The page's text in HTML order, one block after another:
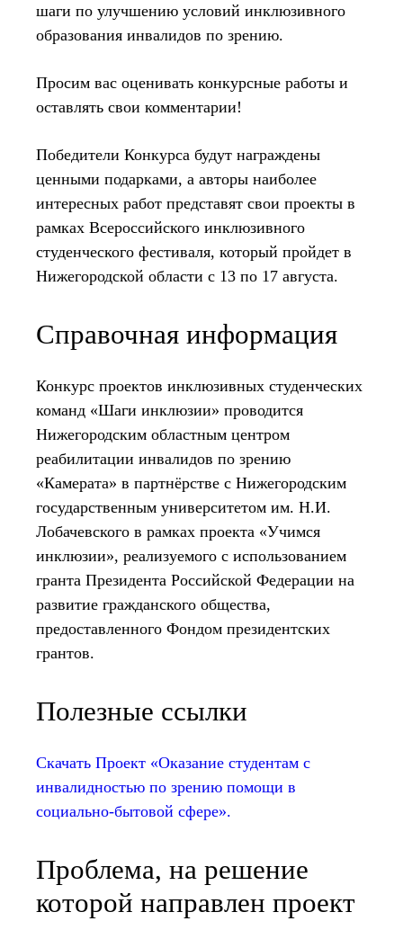
шаги по улучшению условий инклюзивного
образования инвалидов по зрению.
Просим вас оценивать конкурсные работы и
оставлять свои комментарии!
Победители Конкурса будут награждены
ценными подарками, а авторы наиболее
интересных работ представят свои проекты в
рамках Всероссийского инклюзивного
студенческого фестиваля, который пройдет в
Нижегородской области с 13 по 17 августа.
Справочная информация
Конкурс проектов инклюзивных студенческих
команд «Шаги инклюзии» проводится
Нижегородским областным центром
реабилитации инвалидов по зрению
«Камерата» в партнёрстве с Нижегородским
государственным университетом им. Н.И.
Лобачевского в рамках проекта «Учимся
инклюзии», реализуемого с использованием
гранта Президента Российской Федерации на
развитие гражданского общества,
предоставленного Фондом президентских
грантов.
Полезные ссылки
Скачать Проект «Оказание студентам с
инвалидностью по зрению помощи в
социально-бытовой сфере».
Проблема, на решение
которой направлен проект